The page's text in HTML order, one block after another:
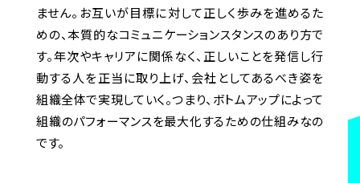
ません。お互いが目標に対して正しく歩みを進めるた
めの、本質的なコミュニケーションスタンスのあり方で
す。年次やキャリアに関係なく、正しいことを発信し行
動する人を正当に取り上げ、会社としてあるべき姿を
組織全体で実現していく。つまり、ボトムアップによって
組織のパフォーマンスを最大化するための仕組みなの
です。